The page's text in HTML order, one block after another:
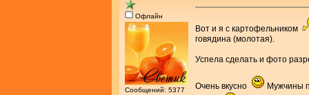
Офлайн
Сообщений: 5377
Вот и я с картофельником
говядина (молотая).
Успела сделать и фото
Очень вкусно
Мужчины